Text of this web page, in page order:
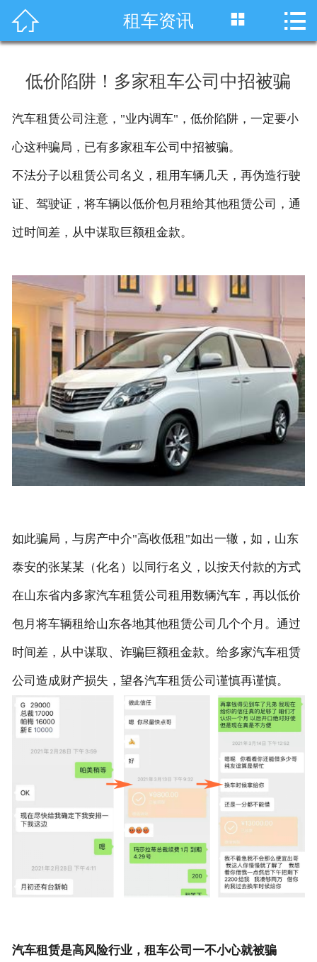
 首页
川藏线租车
服务项目
租车资讯
成功案例
关于我们
联系我们
 租车资讯  
低价陷阱！多家租车公司中招被骗
汽车租赁公司注意，"业内调车"，低价陷阱，一定要小
心这种骗局，已有多家租车公司中招被骗。
不法分子以租赁公司名义，租用车辆几天，再伪造行驶
证、驾驶证，将车辆以低价包月租给其他租赁公司，通
过时间差，从中谋取巨额租金款。
如此骗局，与房产中介"高收低租"如出一辙，如，山东
泰安的张某某（化名）以同行名义，以按天付款的方式
在山东省内多家汽车租赁公司租用数辆汽车，再以低价
包月将车辆租给山东各地其他租赁公司几个个月。通过
时间差，从中谋取、诈骗巨额租金款。给多家汽车租赁
公司造成财产损失，望各汽车租赁公司谨慎再谨慎。
汽车租赁是高风险行业，租车公司一不小心就被骗